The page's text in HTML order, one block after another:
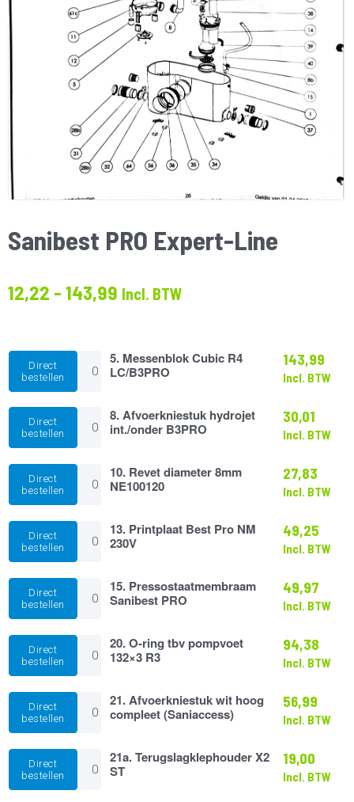
Sanibest PRO Expert-Line
12,22 - 143,99 Prijsklasse:
€143.99
Incl. BTW
Direct
bestellen
5.
Messenblok
Cubic
LC/B3PRO
aantal
5. Messenblok Cubic R4
LC/B3PRO
143,99
Incl. BTW
Direct
bestellen
8.
Afvoerkniestuk
hydrojet
B3PRO
aantal
8. Afvoerkniestuk hydrojet
int./onder B3PRO
30,01
Incl. BTW
Direct
bestellen
10.
Revet
diameter
NE100120
aantal
10. Revet diameter 8mm
NE100120
27,83
Incl. BTW
Direct
bestellen
13.
Printplaat
Best
NM
230V
aantal
13. Printplaat Best Pro NM
230V
49,25
Incl. BTW
Direct
bestellen
15.
Pressostaatmembraam
Sanibest
aantal
15. Pressostaatmembraam
Sanibest PRO
49,97
Incl. BTW
Direct
bestellen
20.
ring
pompvoet
132x3
R3
20. O-ring tbv pompvoet
132×3 R3
94,38
Incl. BTW
Direct
bestellen
21.
Afvoerkniestuk
wit
compleet
(Saniaccess)
aantal
21. Afvoerkniestuk wit hoog
compleet (Saniaccess)
56,99
Incl. BTW
Direct
bestellen
21a.
Terugslagklephouder
X2
21a. Terugslagklephouder X2
ST
19,00
Incl. BTW